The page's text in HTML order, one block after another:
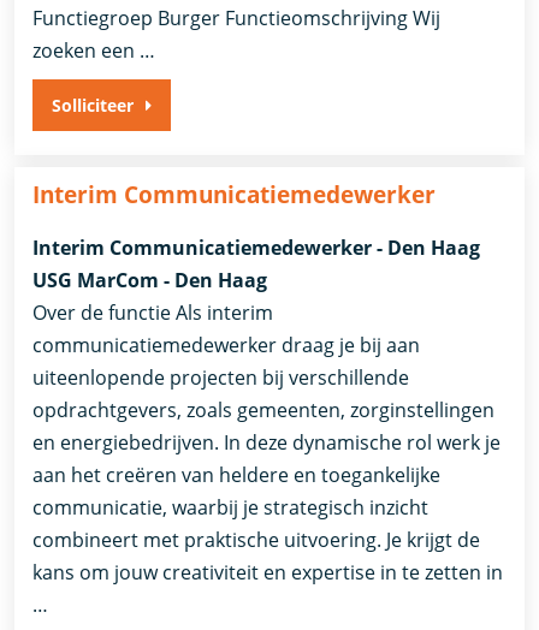
Functiegroep Burger Functieomschrijving Wij
zoeken een …
Solliciteer
Interim Communicatiemedewerker
Interim Communicatiemedewerker - Den Haag
USG MarCom - Den Haag
Over de functie Als interim
communicatiemedewerker draag je bij aan
uiteenlopende projecten bij verschillende
opdrachtgevers, zoals gemeenten, zorginstellingen
en energiebedrijven. In deze dynamische rol werk je
aan het creëren van heldere en toegankelijke
communicatie, waarbij je strategisch inzicht
combineert met praktische uitvoering. Je krijgt de
kans om jouw creativiteit en expertise in te zetten in
…